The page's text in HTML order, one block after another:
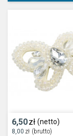
6,50zł (netto)
8,00 zł (brutto)